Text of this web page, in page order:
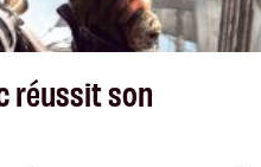
réussit son